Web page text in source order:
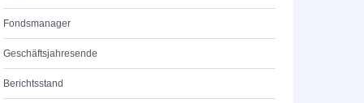
Fondsmanager
Geschäftsjahresende
Berichtsstand